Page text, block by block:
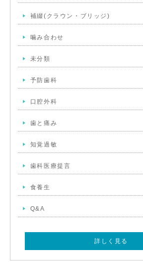
補綴(クラウン・ブリッジ)
噛み合わせ
未分類
予防歯科
口腔外科
歯と痛み
知覚過敏
歯科医療提言
食養生
Q&A
詳しく見る